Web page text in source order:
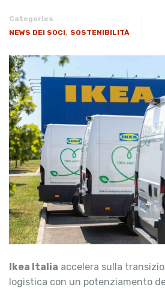
Categories
NEWS DEI SOCI, SOSTENIBILITÀ
Ikea Italia accelera sulla
logistica con un potenziamento